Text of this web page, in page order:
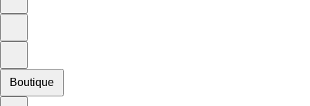
Boutique